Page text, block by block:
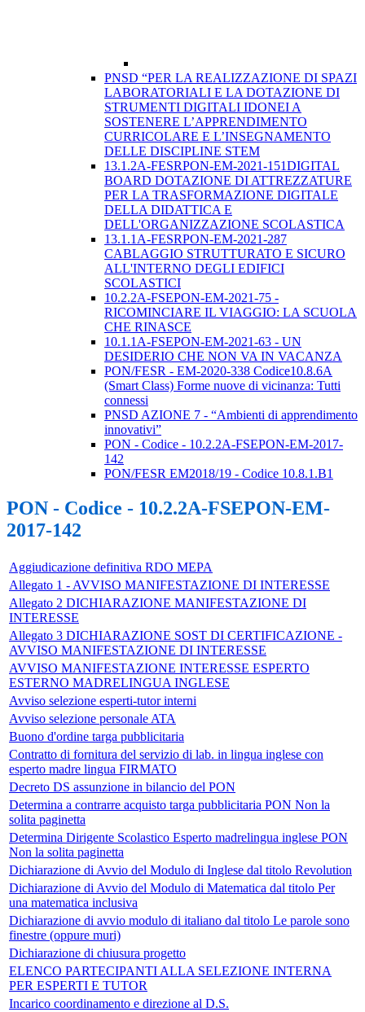
PNSD “PER LA REALIZZAZIONE DI SPAZI
LABORATORIALI E LA DOTAZIONE DI
STRUMENTI DIGITALI IDONEI A
SOSTENERE L’APPRENDIMENTO
CURRICOLARE E L’INSEGNAMENTO
DELLE DISCIPLINE STEM
13.1.2A-FESRPON-EM-2021-151DIGITAL
BOARD DOTAZIONE DI ATTREZZATURE
PER LA TRASFORMAZIONE DIGITALE
DELLA DIDATTICA E
DELL'ORGANIZZAZIONE SCOLASTICA
13.1.1A-FESRPON-EM-2021-287
CABLAGGIO STRUTTURATO E SICURO
ALL'INTERNO DEGLI EDIFICI
SCOLASTICI
10.2.2A-FSEPON-EM-2021-75 -
RICOMINCIARE IL VIAGGIO: LA SCUOLA
CHE RINASCE
10.1.1A-FSEPON-EM-2021-63 - UN
DESIDERIO CHE NON VA IN VACANZA
PON/FESR - EM-2020-338 Codice10.8.6A
(Smart Class) Forme nuove di vicinanza: Tutti
connessi
PNSD AZIONE 7 - “Ambienti di apprendimento
innovativi”
PON - Codice - 10.2.2A-FSEPON-EM-2017-
142
PON/FESR EM2018/19 - Codice 10.8.1.B1
PON - Codice - 10.2.2A-FSEPON-EM-
2017-142
Aggiudicazione definitiva RDO MEPA
Allegato 1 - AVVISO MANIFESTAZIONE DI INTERESSE
Allegato 2 DICHIARAZIONE MANIFESTAZIONE DI
INTERESSE
Allegato 3 DICHIARAZIONE SOST DI CERTIFICAZIONE -
AVVISO MANIFESTAZIONE DI INTERESSE
AVVISO MANIFESTAZIONE INTERESSE ESPERTO
ESTERNO MADRELINGUA INGLESE
Avviso selezione esperti-tutor interni
Avviso selezione personale ATA
Buono d'ordine targa pubblicitaria
Contratto di fornitura del servizio di lab. in lingua inglese con
esperto madre lingua FIRMATO
Decreto DS assunzione in bilancio del PON
Determina a contrarre acquisto targa pubblicitaria PON Non la
solita paginetta
Determina Dirigente Scolastico Esperto madrelingua inglese PON
Non la solita paginetta
Dichiarazione di Avvio del Modulo di Inglese dal titolo Revolution
Dichiarazione di Avvio del Modulo di Matematica dal titolo Per
una matematica inclusiva
Dichiarazione di avvio modulo di italiano dal titolo Le parole sono
finestre (oppure muri)
Dichiarazione di chiusura progetto
ELENCO PARTECIPANTI ALLA SELEZIONE INTERNA
PER ESPERTI E TUTOR
Incarico coordinamento e direzione al D.S.